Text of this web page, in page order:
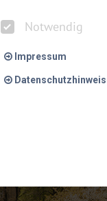
Notwendig
Impressum
Diese Cookies sind für
möchten, um Ihnen